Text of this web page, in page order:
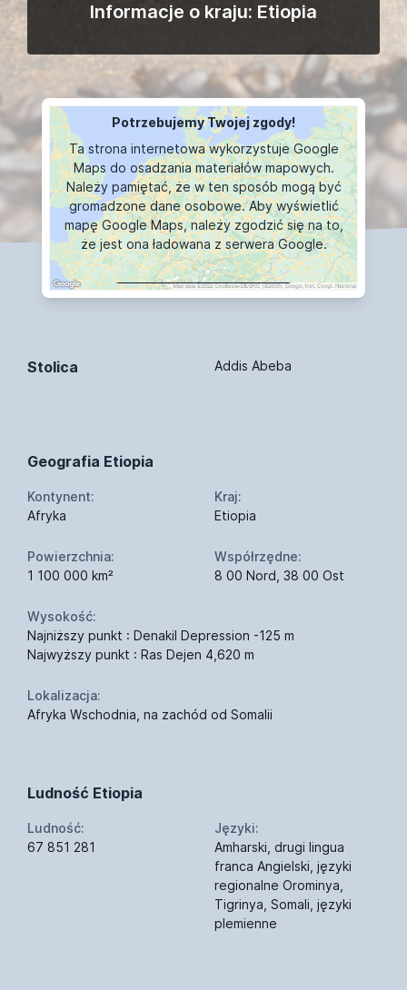
Informacje o kraju: Etiopia
Potrzebujemy Twojej zgody!
Ta strona internetowa wykorzystuje Google
Maps do osadzania materiałów mapowych.
Należy pamiętać, że w ten sposób mogą być
gromadzone dane osobowe. Aby wyświetlić
mapę Google Maps, należy zgodzić się na to,
że jest ona ładowana z serwera Google.
WYŚWIETLANIE MAPY
Stolica Addis Abeba
Geografia Etiopia
Kontynent:
Afryka
Kraj:
Etiopia
Powierzchnia:
1 100 000 km²
Współrzędne:
8 00 Nord, 38 00 Ost
Wysokość:
Najniższy punkt : Denakil Depression -125 m
Najwyższy punkt : Ras Dejen 4,620 m
Lokalizacja:
Afryka Wschodnia, na zachód od Somalii
Ludność Etiopia
Ludność:
67 851 281
Języki:
Amharski, drugi lingua
franca Angielski, języki
regionalne Orominya,
Tigrinya, Somali, języki
plemienne